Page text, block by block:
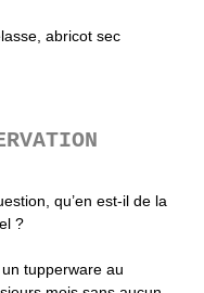
abricot sec
qu’en est-il de la
?
tupperware au